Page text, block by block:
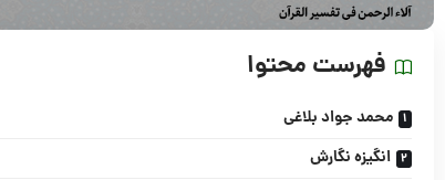
فهرست محتوا
محمد جواد بلاغی
انگیزه نگارش